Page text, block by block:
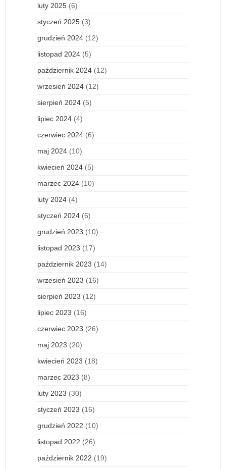
luty 2025 (6)
styczeń 2025 (3)
grudzień 2024 (12)
listopad 2024 (5)
październik 2024 (12)
wrzesień 2024 (12)
sierpień 2024 (5)
lipiec 2024 (4)
czerwiec 2024 (6)
maj 2024 (10)
kwiecień 2024 (5)
marzec 2024 (10)
luty 2024 (4)
styczeń 2024 (6)
grudzień 2023 (10)
listopad 2023 (17)
październik 2023 (14)
wrzesień 2023 (16)
sierpień 2023 (12)
lipiec 2023 (16)
czerwiec 2023 (26)
maj 2023 (20)
kwiecień 2023 (18)
marzec 2023 (8)
luty 2023 (30)
styczeń 2023 (16)
grudzień 2022 (10)
listopad 2022 (26)
październik 2022 (19)